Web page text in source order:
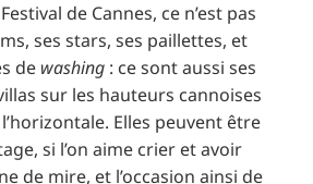
de Cannes, ce n’est pas
ses stars, ses paillettes, et
de washing : ce sont aussi ses
sur les hauteurs cannoises
Elles peuvent être
si l’on aime crier et avoir
de mire, et l’occasion ainsi de